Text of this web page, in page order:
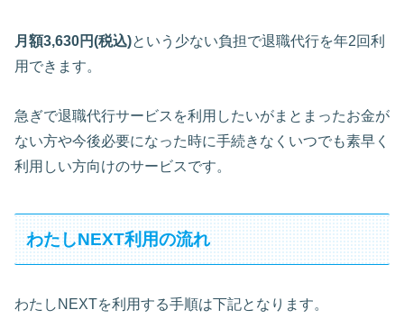
月額3,630円(税込)という少ない負担で退職代行を年2回利
用できます。
急ぎで退職代行サービスを利用したいがまとまったお金が
ない方や今後必要になった時に手続きなくいつでも素早く
利用しい方向けのサービスです。
わたしNEXT利用の流れ
わたしNEXTを利用する手順は下記となります。